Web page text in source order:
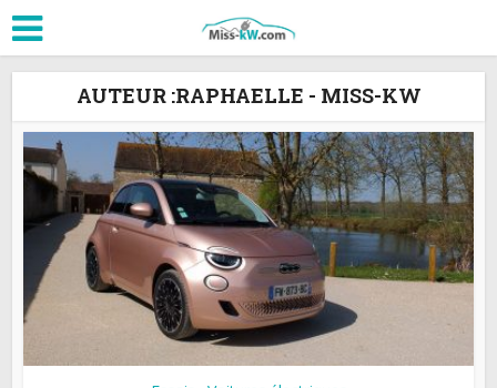
AUTEUR :RAPHAELLE - MISS-KW